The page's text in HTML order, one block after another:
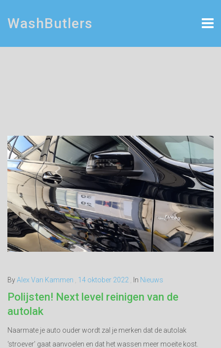
WashButlers
ByAlex Van Kammen 14 oktober 2022 In Nieuws
Polijsten! Next level reinigen van de
autolak
Naarmate je auto ouder wordt zal je merken dat de autolak
‘stroever’ gaat aanvoelen en dat het wassen meer moeite kost.